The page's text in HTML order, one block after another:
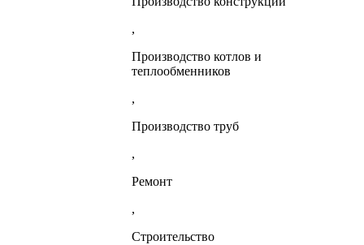
,
Производство котлов и
теплообменников
,
Производство труб
,
Ремонт
,
Строительство